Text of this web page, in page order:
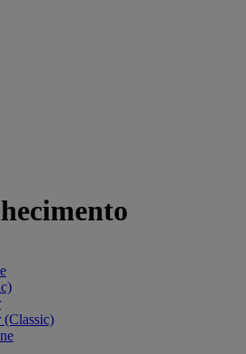
(Classic)